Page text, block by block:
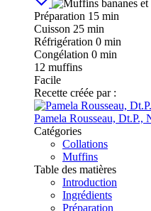
Préparation 15 min
Cuisson 25 min
Réfrigération 0 min
Congélation 0 min
12 muffins
Facile
Recette créée par :
Pamela Rousseau, Dt.P.,
Catégories
Collations
Muffins
Table des matières
Introduction
Ingrédients
Préparation